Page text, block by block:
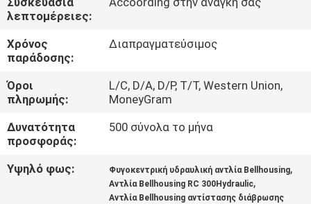
ΕΠΑΦΉ
ΗΠΑ
ΕΙΔΉΣΕΙΣ
ΖΗΤΉΣΤΕ
ΈΝΑ
ΑΠΌΣΠΑΣΜΑ
λεπτομέρειες:
Χρόνος
παράδοσης:
Διαπραγματεύσιμος
Όροι
πληρωμής:
L/C, D/A, D/P, T/T, Western Union,
MoneyGram
Δυνατότητα
προσφοράς:
500 σύνολα το μήνα
Υψηλό φως: Φυγοκεντρική υδραυλική αντλία Bellhousing,
Αντλία Bellhousing RC 300Hydraulic,
Αντλία Bellhousing αντίστασης διάβρωσης